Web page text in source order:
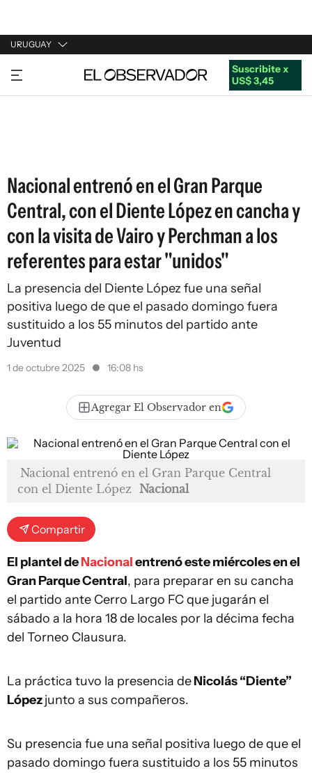
URUGUAY
URUGUAY
ARGENTINA
Suscribite x
US$ 3,45
Nacional entrenó en el Gran Parque
Central, con el Diente López en cancha y
con la visita de Vairo y Perchman a los
referentes para estar "unidos"
La presencia del Diente López fue una señal
positiva luego de que el pasado domingo fuera
sustituido a los 55 minutos del partido ante
Juventud
1 de octubre 2025 16:08 hs
Agregar El Observador en
Nacional entrenó en el Gran Parque Central
con el Diente López Nacional
Compartir
El plantel deNacionalentrenó este miércoles en el
Gran Parque Central, para preparar en su cancha
el partido ante Cerro Largo FC que jugarán el
sábado a la hora 18 de locales por la décima fecha
del Torneo Clausura.
La práctica tuvo la presencia deNicolás “Diente”
Lópezjunto a sus compañeros.
Su presencia fue una señal positiva luego de que el
pasado domingo fuera sustituido a los 55 minutos